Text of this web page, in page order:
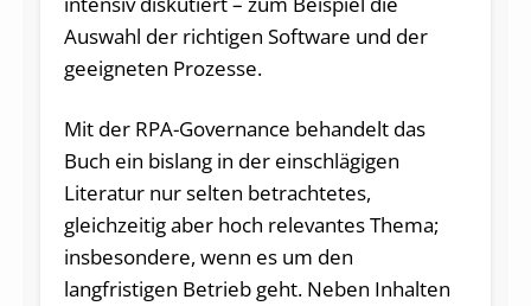
Auswahl der richtigen Software und der
geeigneten Prozesse.
Mit der RPA-Governance behandelt das
Buch ein bislang in der einschlägigen
Literatur nur selten betrachtetes,
gleichzeitig aber hoch relevantes Thema;
insbesondere, wenn es um den
langfristigen Betrieb geht. Neben Inhalten